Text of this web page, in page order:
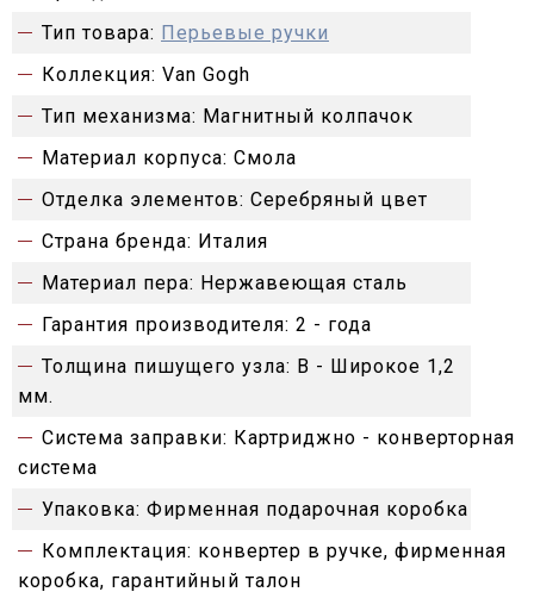
Тип товара: Перьевые ручки
Коллекция: Van Gogh
Тип механизма: Магнитный колпачок
Материал корпуса: Смола
Отделка элементов: Серебряный цвет
Страна бренда: Италия
Материал пера: Нержавеющая сталь
Гарантия производителя: 2 - года
Толщина пишущего узла: B - Широкое 1,2
мм.
Система заправки: Картриджно - конверторная
система
Упаковка: Фирменная подарочная коробка
Комплектация: конвертер в ручке, фирменная
коробка, гарантийный талон